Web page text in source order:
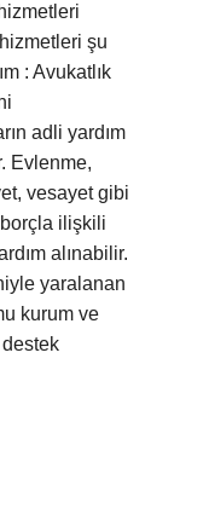
şu
: Avukatlık
adli yardım
Evlenme,
vesayet gibi
ilişkili
alınabilir.
yaralanan
kurum ve
destek